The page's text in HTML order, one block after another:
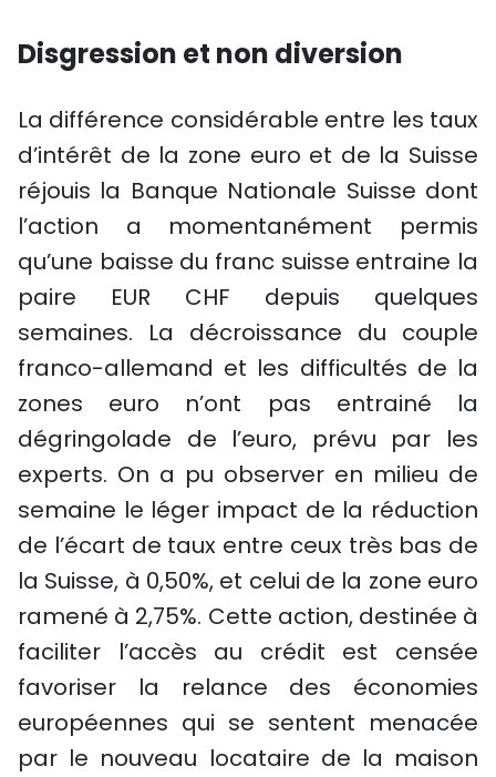
Disgression et non diversion
La différence considérable entre les taux
d’intérêt de la zone euro et de la Suisse
réjouis la Banque Nationale Suisse dont
l’action a momentanément permis
qu’une baisse du franc suisse entraine la
paire EUR CHF depuis quelques
semaines. La décroissance du couple
franco-allemand et les difficultés de la
zones euro n’ont pas entrainé la
dégringolade de l’euro, prévu par les
experts. On a pu observer en milieu de
semaine le léger impact de la réduction
de l’écart de taux entre ceux très bas de
la Suisse, à 0,50%, et celui de la zone euro
ramené à 2,75%. Cette action, destinée à
faciliter l’accès au crédit est censée
favoriser la relance des économies
européennes qui se sentent menacée
par le nouveau locataire de la maison